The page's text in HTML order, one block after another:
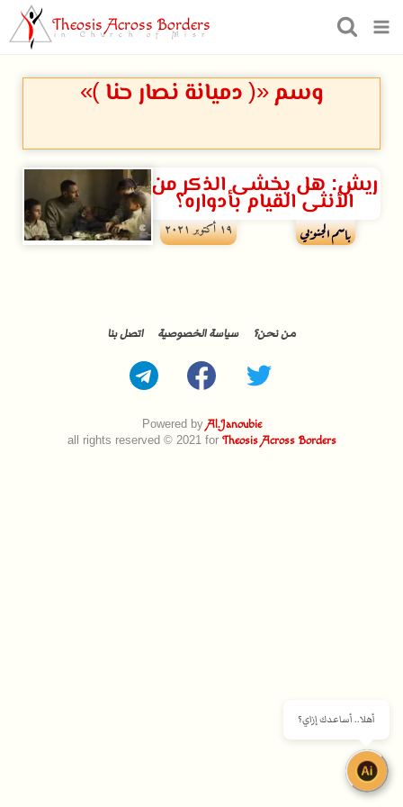
Theosis Across Borders
in Church of Misr
وسم «( دميانة نصار حنا )»
ريش: هل يخشى الذكر من
الأنثى القيام بأدواره؟
باسم الجنوبي ۱۹ أكتوبر ۲۰۲۱
Powered by Al.Janoubie
all rights reserved © 2021 for Theosis Across Borders
من نحن؟ سياسة الخصوصية اتصل بنا
أهلا.. أساعدك إزاي؟